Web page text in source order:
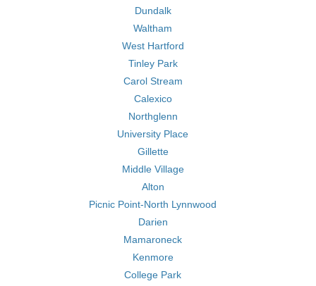
Dundalk
Waltham
West Hartford
Tinley Park
Carol Stream
Calexico
Northglenn
University Place
Gillette
Middle Village
Alton
Picnic Point-North Lynnwood
Darien
Mamaroneck
Kenmore
College Park